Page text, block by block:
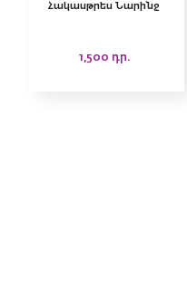
Հակասթրես Նարինջ
1,500 դր.